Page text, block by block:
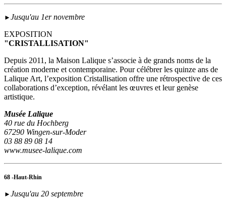
► Jusqu'au 1er novembre
EXPOSITION
"CRISTALLISATION"
Depuis 2011, la Maison Lalique s’associe à de grands noms de la
création moderne et contemporaine. Pour célébrer les quinze ans de
Lalique Art, l’exposition Cristallisation offre une rétrospective de ces
collaborations d’exception, révélant les œuvres et leur genèse
artistique.
Musée Lalique
40 rue du Hochberg
67290 Wingen-sur-Moder
03 88 89 08 14
www.musee-lalique.com
68 -Haut-Rhin
► Jusqu'au 20 septembre